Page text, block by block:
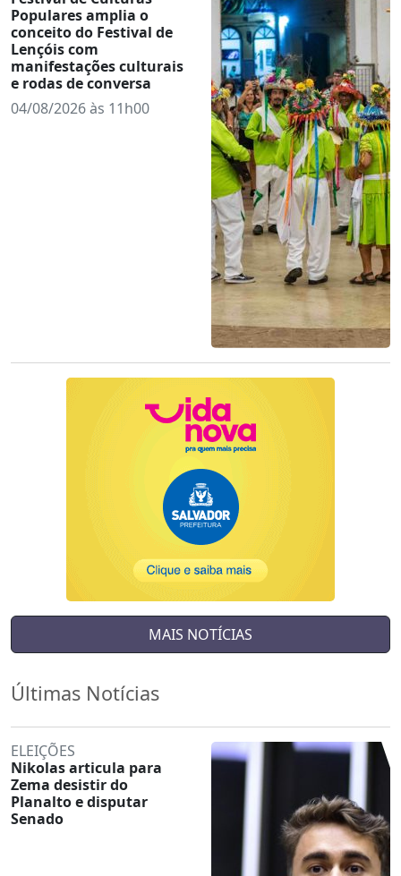
Populares amplia o
conceito do Festival de
Lençóis com
manifestações culturais
e rodas de conversa
04/08/2026 às 11h00
MAIS NOTÍCIAS
Últimas Notícias
ELEIÇÕES
Nikolas articula para
Zema desistir do
Planalto e disputar
Senado